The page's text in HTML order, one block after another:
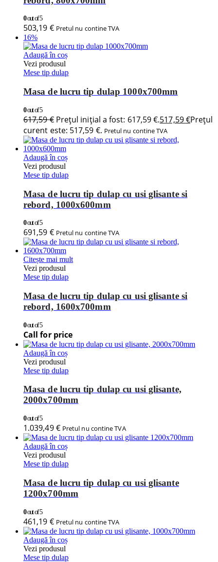
0out of 5
503,19 € Pretul nu contine TVA
16%
Adaugă în coș
Vezi produsul
Mese tip dulap
Masa de lucru tip dulap 1000x700mm
0out of 5
617,59€ Prețul inițial a fost: 617,59 €.517,59€Prețul
curent este: 517,59 €. Pretul nu contine TVA
Adaugă în coș
Vezi produsul
Mese tip dulap
Masa de lucru tip dulap cu usi glisante si
rebord, 1000x600mm
0out of 5
691,59 € Pretul nu contine TVA
Citește mai mult
Vezi produsul
Mese tip dulap
Masa de lucru tip dulap cu usi glisante si
rebord, 1600x700mm
0out of 5
Call for price
Adaugă în coș
Vezi produsul
Mese tip dulap
Masa de lucru tip dulap cu usi glisante,
2000x700mm
0out of 5
1.039,49€ Pretul nu contine TVA
Adaugă în coș
Vezi produsul
Mese tip dulap
Masa de lucru tip dulap cu usi glisante
1200x700mm
0out of 5
461,19 € Pretul nu contine TVA
Adaugă în coș
Vezi produsul
Mese tip dulap